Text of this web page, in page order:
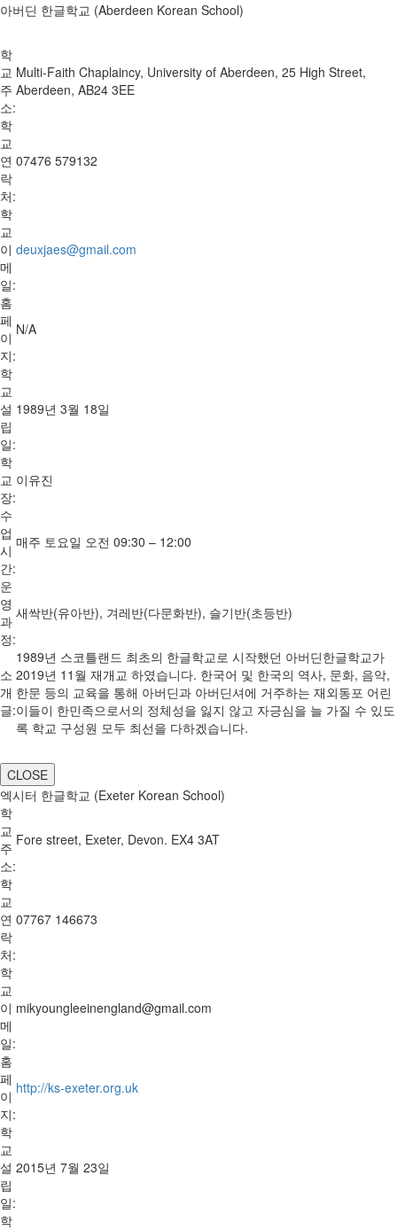
아버딘 한글학교 (Aberdeen Korean School)
학
교
주
소:
Multi-Faith Chaplaincy, University of Aberdeen, 25 High Street,
Aberdeen, AB24 3EE
학
교
연
락
처:
07476 579132
학
교
이
메
일:
deuxjaes@gmail.com
홈
페
이
지:
N/A
학
교
설
립
일:
1989년 3월 18일
학
교
장:
이유진
수
업
시
간:
매주 토요일 오전 09:30 – 12:00
운
영
과
정:
새싹반(유아반), 겨레반(다문화반), 슬기반(초등반)
소
개
글:
1989년 스코틀랜드 최초의 한글학교로 시작했던 아버딘한글학교가
2019년 11월 재개교 하였습니다. 한국어 및 한국의 역사, 문화, 음악,
한문 등의 교육을 통해 아버딘과 아버딘셔에 거주하는 재외동포 어린
이들이 한민족으로서의 정체성을 잃지 않고 자긍심을 늘 가질 수 있도
록 학교 구성원 모두 최선을 다하겠습니다.
CLOSE
엑시터 한글학교 (Exeter Korean School)
학
교
주
소:
Fore street, Exeter, Devon. EX4 3AT
학
교
연
락
처:
07767 146673
학
교
이
메
일:
mikyoungleeinengland@gmail.com
홈
페
이
지:
http://ks-exeter.org.uk
학
교
설
립
일:
2015년 7월 23일
학